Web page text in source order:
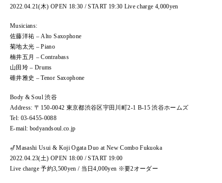
2022.04.21(木) OPEN 18:30 / START 19:30 Live charge 4,000yen
Musicians:
佐藤洋祐 – Alto Saxophone
菊地太光 – Piano
楠井五月 – Contrabass
山田玲 – Drums
碓井雅史 – Tenor Saxophone
Body & Soul 渋谷
Address: 〒150-0042 東京都渋谷区宇田川町2-1 B-15 渋谷ホームズ
Tel: 03-6455-0088
E-mail: bodyandsoul.co.jp
🎷Masashi Usui & Koji Ogata Duo at New Combo Fukuoka
2022.04.23(土) OPEN 18:00 / START 19:00
Live charge 予約3,500yen / 当日4,000yen ※要2オーダー